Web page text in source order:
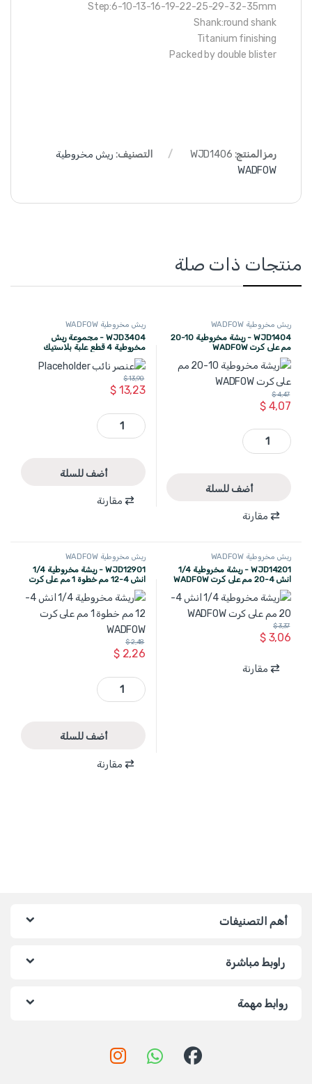
Step:6-10-13-16-19-22-25-29-32-35mm
Shank:round shank
Titanium finishing
Packed by double blister
رمز المنتج: WJD1406 التصنيف: ريش مخروطية
WADFOW
منتجات ذات صلة
ريش مخروطية WADFOW
WJD1404 - ريشة مخروطية 10-20
مم على كرت WADFOW
$4,07
$4,47
WJD1404 - ريشة مخروطية 10-20 مم على كرت WADFOW quantity
أضف للسلة
مقارنة
ريش مخروطية WADFOW
WJD3404 - مجموعة ريش
مخروطية 4 قطع علبة بلاستيك
WADFOW
$13,23
$13,90
WJD3404 - مجموعة ريش مخروطية 4 قطع علبة بلاستيك WADFOW quantity
أضف للسلة
مقارنة
ريش مخروطية WADFOW
WJD14201 - ريشة مخروطية 1/4
انش 4-20 مم على كرت WADFOW
$3,06
$3,37
مقارنة
ريش مخروطية WADFOW
WJD12901 - ريشة مخروطية 1/4
انش 4-12 مم خطوة 1 مم على كرت
WADFOW
$2,26
$2,48
WJD12901 - ريشة مخروطية 1/4 انش 4-12 مم خطوة 1 مم على كرت WADFOW quantity
أضف للسلة
مقارنة
أهم التصنيفات
راوبط مباشرة
روابط مهمة